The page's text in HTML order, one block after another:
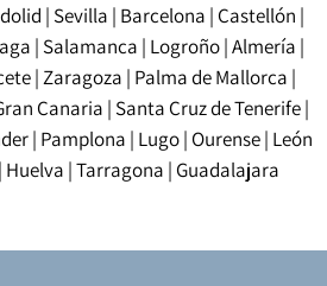
| Sevilla | Barcelona | Castellón |
| Salamanca | Logroño|Almería |
|Zaragoza | Palma de Mallorca |
Canaria | Santa Cruz de Tenerife|
| Pamplona | Lugo| Ourense| León
| Huelva |Tarragona | Guadalajara